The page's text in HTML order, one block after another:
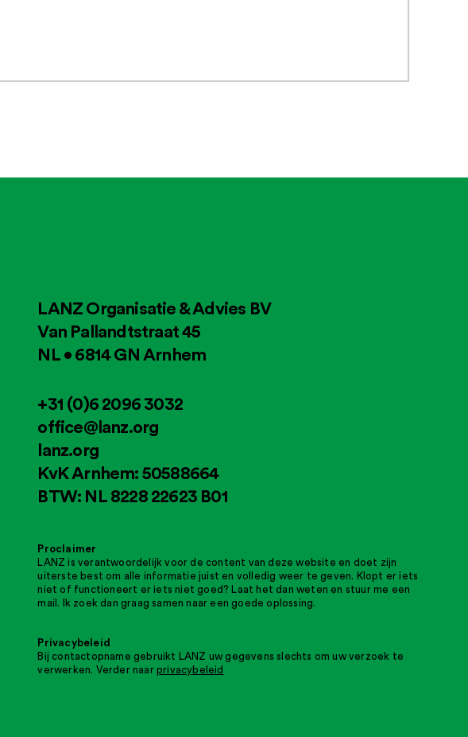
LANZ Organisatie & Advies BV
Van Pallandtstraat 45
NL • 6814 GN Arnhem
+31 (0)6 2096 3032
office@lanz.org
lanz.org
KvK Arnhem: 50588664
BTW: NL 8228 22623 B01
Proclaimer
LANZ is verantwoordelijk voor de content van deze website en doet zijn
uiterste best om alle informatie juist en volledig weer te geven. Klopt er iets
niet of functioneert er iets niet goed? Laat het dan weten en stuur me een
mail. Ik zoek dan graag samen naar een goede oplossing.
Privacybeleid
Bij contactopname gebruikt LANZ uw gegevens slechts om uw verzoek te
verwerken. Verder naar privacybeleid